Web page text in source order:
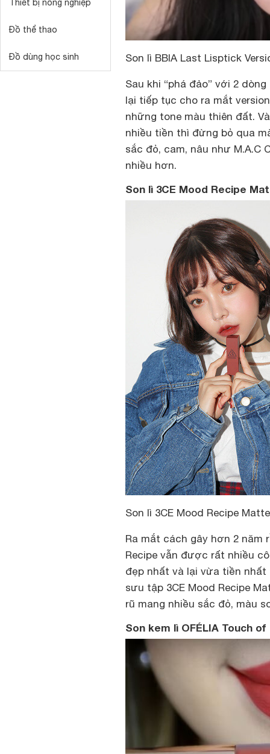
Thiết bị nông nghiệp
Đồ thể thao
Đồ dùng học sinh Son lì BBIA Last Lisptick
Sau khi “phá đảo” với 2
lại tiếp tục cho ra mắt
những tone màu thiên đất.
nhiều tiền thì đừng bỏ qua
sắc đỏ, cam, nâu như M.A.C
nhiều hơn.
Son lì 3CE Mood Recipe
Son lì 3CE Mood Recipe
Ra mắt cách gây hơn 2 năm
Recipe vẫn được rất nhiều
đẹp nhất và lại vừa tiền nhất
sưu tập 3CE Mood Recipe
rũ mang nhiều sắc đỏ, màu
Son kem lì OFÉLIA Touch of